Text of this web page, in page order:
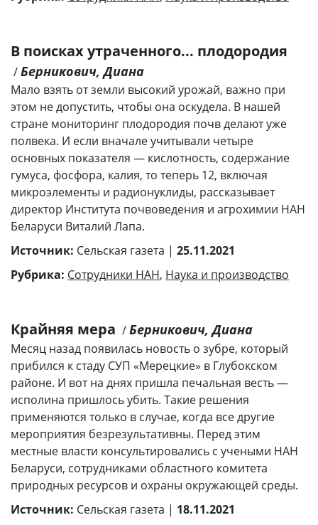
В поисках утраченного... плодородия
/Берникович, Диана
Мало взять от земли высокий урожай, важно при
этом не допустить, чтобы она оскудела. В нашей
стране мониторинг плодородия почв делают уже
полвека. И если вначале учитывали четыре
основных показателя — кислотность, содержание
гумуса, фосфора, калия, то теперь 12, включая
микроэлементы и радионуклиды, рассказывает
директор Института почвоведения и агрохимии НАН
Беларуси Виталий Лапа.
Источник: Сельская газета | 25.11.2021
Рубрика: Сотрудники НАН, Наука и производство
Крайняя мера /Берникович, Диана
Месяц назад появилась новость о зубре, который
прибился к стаду СУП «Мерецкие» в Глубокском
районе. И вот на днях пришла печальная весть —
исполина пришлось убить. Такие решения
применяются только в случае, когда все другие
мероприятия безрезультативны. Перед этим
местные власти консультировались с учеными НАН
Беларуси, сотрудниками областного комитета
природных ресурсов и охраны окружающей среды.
Источник: Сельская газета | 18.11.2021